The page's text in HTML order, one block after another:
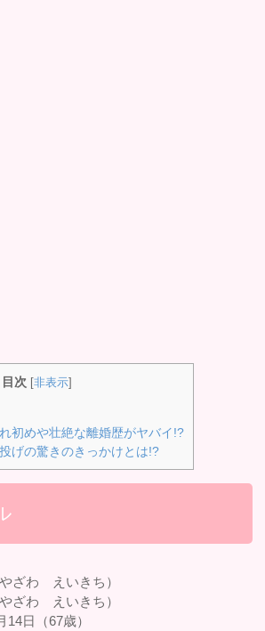
目次 [非表示]
初めや壮絶な離婚歴がヤバイ!?
げの驚きのきっかけとは!?
ざわ えいきち）
ざわ えいきち）
日（67歳）